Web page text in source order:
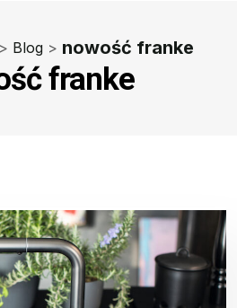
> Blog > nowość franke
franke